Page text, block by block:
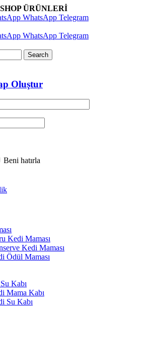
ÜRÜNLERİ
WhatsApp Telegram
WhatsApp Telegram
Search
Oluştur
Beni hatırla
Kedi Maması
Kedi Maması
Ödül Maması
Kabı
Mama Kabı
Su Kabı